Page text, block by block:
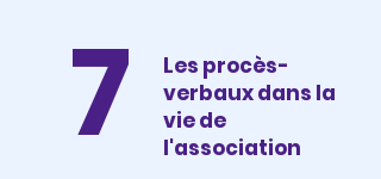
7
Les procès-
verbaux dans la
vie de
l'association